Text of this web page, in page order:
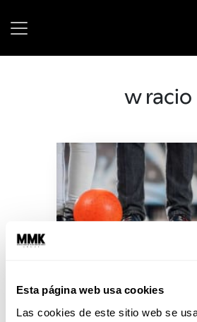
Esta página web usa cookies
Las cookies de este sitio web se
w racio